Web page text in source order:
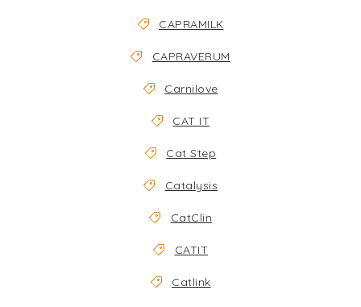
CAPRAMILK
CAPRAVERUM
Carnilove
CAT IT
Cat Step
Catalysis
CatClin
CATIT
Catlink